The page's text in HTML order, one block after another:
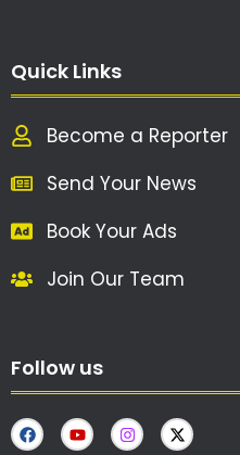
Quick Links
Become a Reporter
Send Your News
Book Your Ads
Join Our Team
Follow us